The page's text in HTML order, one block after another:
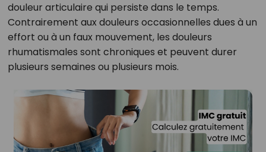
douleur articulaire qui persiste dans le temps.
Contrairement aux douleurs occasionnelles dues à un
effort ou à un faux mouvement, les douleurs
rhumatismales sont chroniques et peuvent durer
plusieurs semaines ou plusieurs mois.